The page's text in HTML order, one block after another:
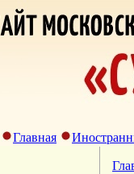
Главная